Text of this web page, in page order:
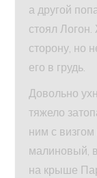
а другой
стоял
сторону, но
его в грудь.
Довольно
тяжело
ним с
малиновый,
на крыше